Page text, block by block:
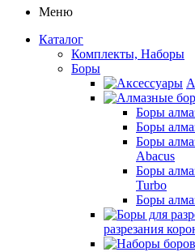
Меню
Каталог
Комплекты, Наборы
Боры
Боры
Боры
Боры
Abacus
Боры
Turbo
Боры
разрезания